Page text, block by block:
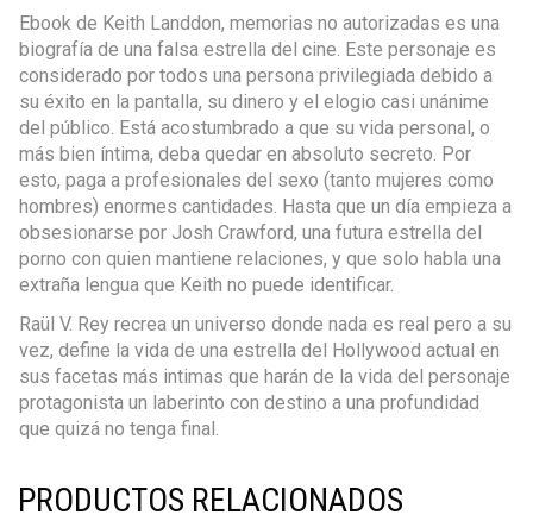
Ebook de Keith Landdon, memorias no autorizadas es una
biografía de una falsa estrella del cine. Este personaje es
considerado por todos una persona privilegiada debido a
su éxito en la pantalla, su dinero y el elogio casi unánime
del público. Está acostumbrado a que su vida personal, o
más bien íntima, deba quedar en absoluto secreto. Por
esto, paga a profesionales del sexo (tanto mujeres como
hombres) enormes cantidades. Hasta que un día empieza a
obsesionarse por Josh Crawford, una futura estrella del
porno con quien mantiene relaciones, y que solo habla una
extraña lengua que Keith no puede identificar.
Raül V. Rey recrea un universo donde nada es real pero a su
vez, define la vida de una estrella del Hollywood actual en
sus facetas más intimas que harán de la vida del personaje
protagonista un laberinto con destino a una profundidad
que quizá no tenga final.
PRODUCTOS RELACIONADOS